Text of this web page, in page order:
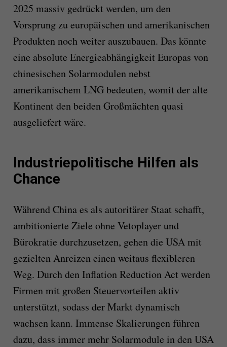
2025 massiv gedrückt werden, um den
Vorsprung zu europäischen und amerikanischen
Produkten noch weiter auszubauen. Das könnte
eine absolute Energieabhängigkeit Europas von
chinesischen Solarmodulen nebst
amerikanischem LNG bedeuten, womit der alte
Kontinent den beiden Großmächten quasi
ausgeliefert wäre.
Industriepolitische Hilfen als
Chance
Während China es als autoritärer Staat schafft,
ambitionierte Ziele ohne Vetoplayer und
Bürokratie durchzusetzen, gehen die USA mit
gezielten Anreizen einen weitaus flexibleren
Weg. Durch den Inflation Reduction Act werden
Firmen mit großen Steuervorteilen aktiv
unterstützt, sodass der Markt dynamisch
wachsen kann. Immense Skalierungen führen
dazu, dass immer mehr Solarmodule in den USA